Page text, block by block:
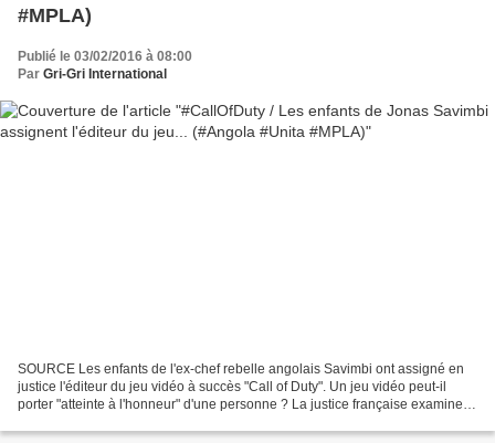
#MPLA)
Publié le 03/02/2016 à 08:00
Par Gri-Gri International
SOURCE Les enfants de l'ex-chef rebelle angolais Savimbi ont assigné en
justice l'éditeur du jeu vidéo à succès "Call of Duty". Un jeu vidéo peut-il
porter "atteinte à l'honneur" d'une personne ? La justice française examine